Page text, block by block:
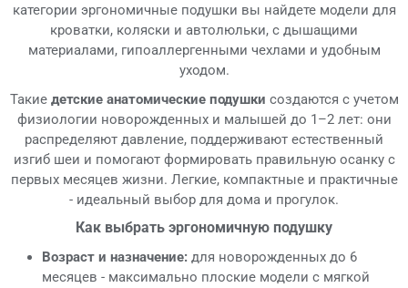
категории эргономичные подушки вы найдете модели для
кроватки, коляски и автолюльки, с дышащими
материалами, гипоаллергенными чехлами и удобным
уходом.
Такие детские анатомические подушки создаются с учетом
физиологии новорожденных и малышей до 1–2 лет: они
распределяют давление, поддерживают естественный
изгиб шеи и помогают формировать правильную осанку с
первых месяцев жизни. Легкие, компактные и практичные
- идеальный выбор для дома и прогулок.
Как выбрать эргономичную подушку
Возраст и назначение: для новорожденных до 6
месяцев - максимально плоские модели с мягкой